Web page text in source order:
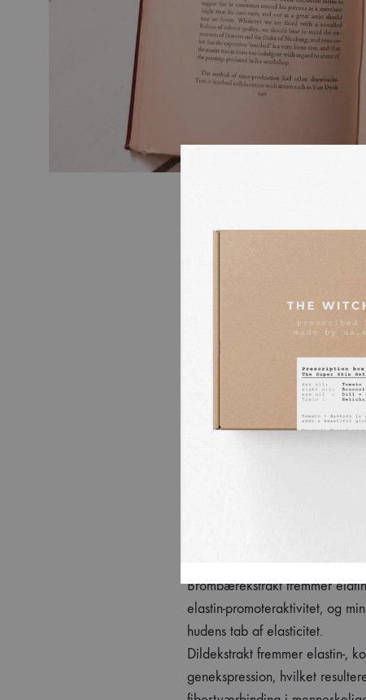
ØGER HUDENS
Et nyere studie viser, at
dild øger hudens elasticitet
Vores hud mister med
Brombærekstrakt fremmer
elastin-promoteraktivitet, og
hudens tab af elasticitet.
Dildekstrakt fremmer elastin-,
genekspression, hvilket